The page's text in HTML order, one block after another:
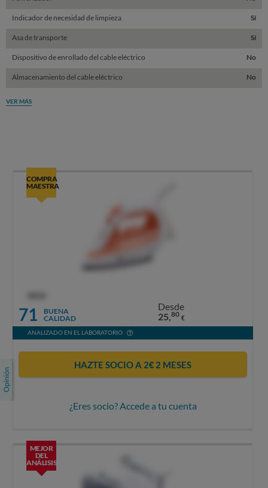
Indicador de necesidad de limpieza Sí
Asa de transporte Sí
Dispositivo de enrollado del cable eléctrico No
Almacenamiento del cable eléctrico No
VER MÁS
COMPRA
MAESTRA
71
BUENA
CALIDAD
Desde
25,80 €
ANALIZADO EN EL LABORATORIO
HAZTE SOCIO A 2€ 2 MESES
¿Eres socio? Accede a tu cuenta
MEJOR
DEL
ANÁLISIS